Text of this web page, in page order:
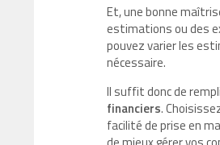
Et, une bonne
estimations ou des
pouvez varier les
nécessaire.
Il suffit donc de
financiers.
facilité de prise en